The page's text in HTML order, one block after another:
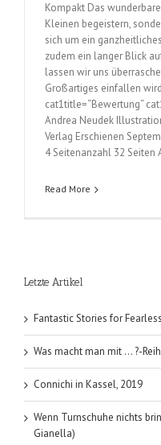
Kompakt Das
Kleinen begeistern,
sich um ein
zudem ein langer Blick
lassen wir uns
Großartiges einfallen
cat1title=“Bewertung“
Andrea Neudek
Verlag Erschienen
4 Seitenanzahl 32
Read More
Letzte Artikel
Fantastic Stories for
Was macht man mit … ?-
Connichi in Kassel, 2019
Wenn Turnschuhe nichts
Gianella)